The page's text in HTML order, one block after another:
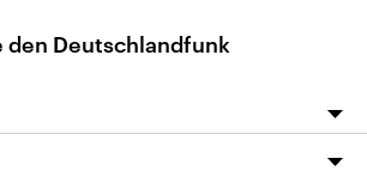
den Deutschlandfunk